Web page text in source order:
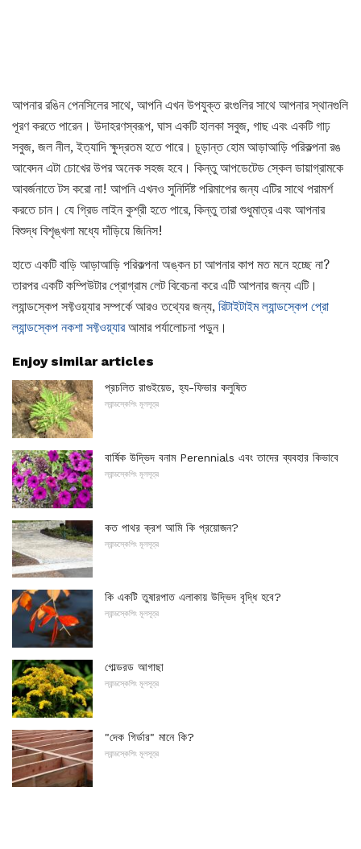
আপনার রঙিন পেনসিলের সাথে, আপনি এখন উপযুক্ত রংগুলির সাথে আপনার স্থানগুলি
পূরণ করতে পারেন। উদাহরণস্বরূপ, ঘাস একটি হালকা সবুজ, গাছ এবং একটি গাঢ়
সবুজ, জল নীল, ইত্যাদি ক্ষুদ্রতম হতে পারে। চূড়ান্ত হোম আড়াআড়ি পরিকল্পনা রঙ
আবেদন এটা চোখের উপর অনেক সহজ হবে। কিন্তু আপডেটেড স্কেল ডায়াগ্রামকে
আবর্জনাতে টস করো না! আপনি এখনও সুনির্দিষ্ট পরিমাপের জন্য এটির সাথে পরামর্শ
করতে চান। যে গ্রিড লাইন কুশ্রী হতে পারে, কিন্তু তারা শুধুমাত্র এবং আপনার
বিশুদ্ধ বিশৃঙ্খলা মধ্যে দাঁড়িয়ে জিনিস!
হাতে একটি বাড়ি আড়াআড়ি পরিকল্পনা অঙ্কন চা আপনার কাপ মত মনে হচ্ছে না?
তারপর একটি কম্পিউটার প্রোগ্রাম লেট বিবেচনা করে এটি আপনার জন্য এটি।
ল্যান্ডস্কেপ সফ্টওয়্যার সম্পর্কে আরও তথ্যের জন্য, রিটাইটাইম ল্যান্ডস্কেপ প্রো
ল্যান্ডস্কেপ নকশা সফ্টওয়্যারআমার পর্যালোচনা পড়ুন।
Enjoy similar articles
প্রচলিত রাগুইয়েড, হ্য-ফিভার কলুষিত
ল্যান্ডস্কেপিং মূলসূত্র
বার্ষিক উদ্ভিদ বনাম Perennials এবং তাদের ব্যবহার কিভাবে
ল্যান্ডস্কেপিং মূলসূত্র
কত পাথর ক্রশ আমি কি প্রয়োজন?
ল্যান্ডস্কেপিং মূলসূত্র
কি একটি তুষারপাত এলাকায় উদ্ভিদ বৃদ্ধি হবে?
ল্যান্ডস্কেপিং মূলসূত্র
গোল্ডরড আগাছা
ল্যান্ডস্কেপিং মূলসূত্র
"দেক গির্ডার" মানে কি?
ল্যান্ডস্কেপিং মূলসূত্র